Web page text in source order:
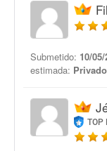
Submetido: 10/
estimada: Privado
TOP